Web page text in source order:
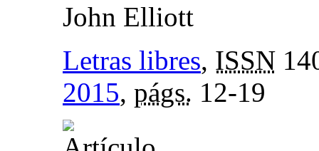
John Elliott
Letras libres, ISSN
2015, págs. 12-19